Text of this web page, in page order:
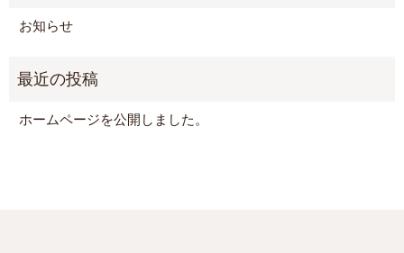
お知らせ
ホームページを公開しました。